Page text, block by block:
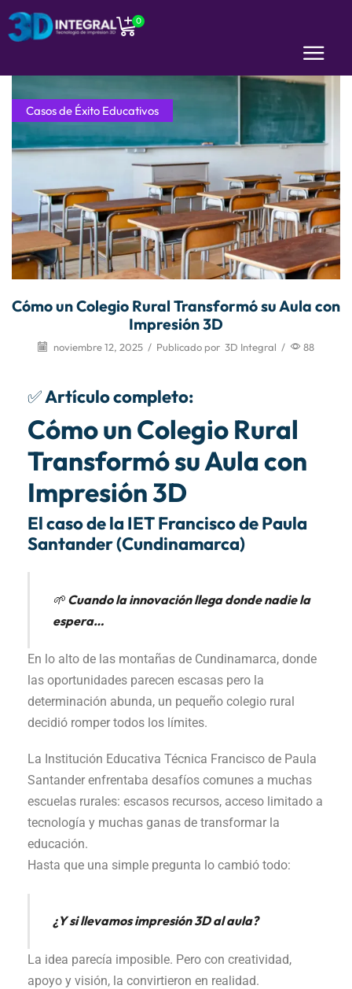
0
Casos de Éxito Educativos
Cómo un Colegio Rural Transformó su Aula con
Impresión 3D
noviembre 12, 2025 / Publicado por 3D Integral / 88
✅ Artículo completo:
Cómo un Colegio Rural
Transformó su Aula con
Impresión 3D
El caso de la IET Francisco de Paula
Santander (Cundinamarca)
🌱Cuando la innovación llega donde nadie la
espera…
En lo alto de las montañas de Cundinamarca, donde
las oportunidades parecen escasas pero la
determinación abunda, un pequeño colegio rural
decidió romper todos los límites.
La Institución Educativa Técnica Francisco de Paula
Santander enfrentaba desafíos comunes a muchas
escuelas rurales: escasos recursos, acceso limitado a
tecnología y muchas ganas de transformar la
educación.
Hasta que una simple pregunta lo cambió todo:
¿Y si llevamos impresión 3D al aula?
La idea parecía imposible. Pero con creatividad,
apoyo y visión, la convirtieron en realidad.